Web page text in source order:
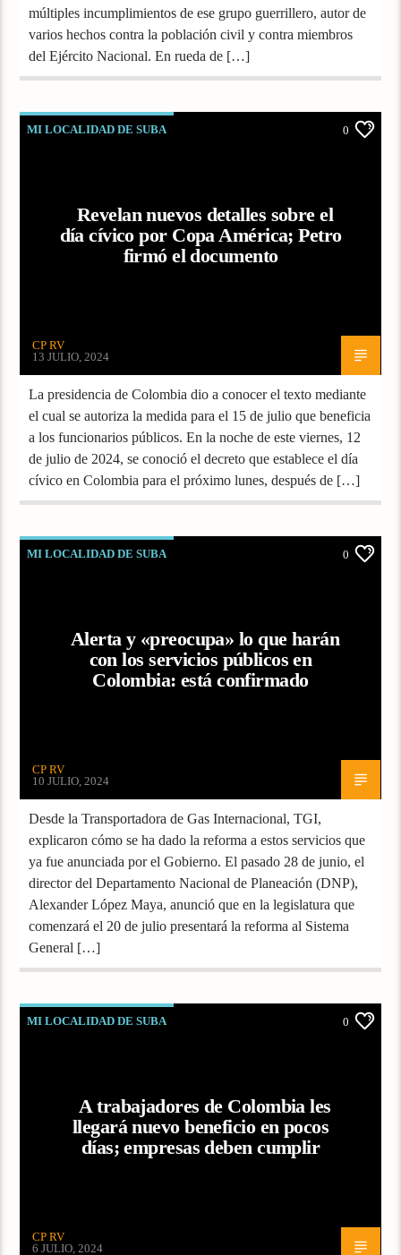
múltiples incumplimientos de ese grupo guerrillero, autor de
varios hechos contra la población civil y contra miembros
del Ejército Nacional. En rueda de […]
MI LOCALIDAD DE SUBA 0
Revelan nuevos detalles sobre el
día cívico por Copa América; Petro
firmó el documento
CP RV
13 JULIO, 2024
La presidencia de Colombia dio a conocer el texto mediante
el cual se autoriza la medida para el 15 de julio que beneficia
a los funcionarios públicos. En la noche de este viernes, 12
de julio de 2024, se conoció el decreto que establece el día
cívico en Colombia para el próximo lunes, después de […]
MI LOCALIDAD DE SUBA 0
Alerta y «preocupa» lo que harán
con los servicios públicos en
Colombia: está confirmado
CP RV
10 JULIO, 2024
Desde la Transportadora de Gas Internacional, TGI,
explicaron cómo se ha dado la reforma a estos servicios que
ya fue anunciada por el Gobierno. El pasado 28 de junio, el
director del Departamento Nacional de Planeación (DNP),
Alexander López Maya, anunció que en la legislatura que
comenzará el 20 de julio presentará la reforma al Sistema
General […]
MI LOCALIDAD DE SUBA 0
A trabajadores de Colombia les
llegará nuevo beneficio en pocos
días; empresas deben cumplir
CP RV
6 JULIO, 2024